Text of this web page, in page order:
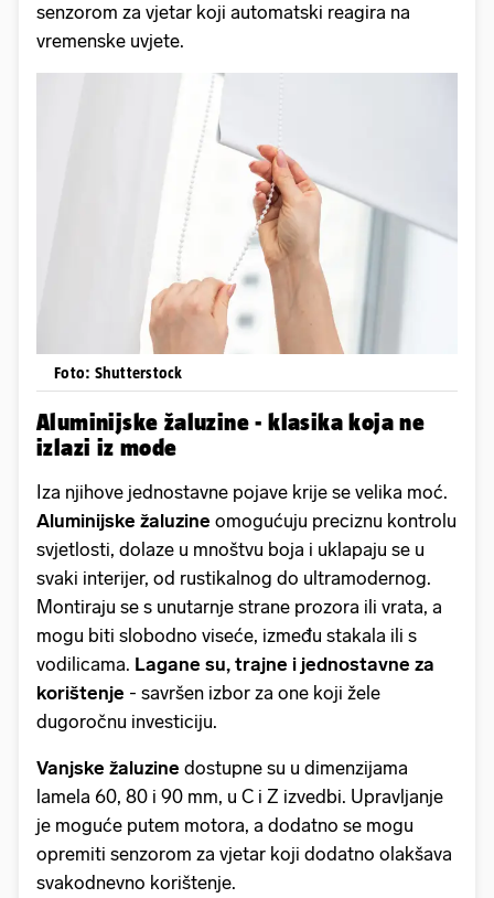
senzorom za vjetar koji automatski reagira na
vremenske uvjete.
Foto: Shutterstock
Aluminijske žaluzine - klasika koja ne
izlazi iz mode
Iza njihove jednostavne pojave krije se velika moć.
Aluminijske žaluzine omogućuju preciznu kontrolu
svjetlosti, dolaze u mnoštvu boja i uklapaju se u
svaki interijer, od rustikalnog do ultramodernog.
Montiraju se s unutarnje strane prozora ili vrata, a
mogu biti slobodno viseće, između stakala ili s
vodilicama. Lagane su, trajne i jednostavne za
korištenje - savršen izbor za one koji žele
dugoročnu investiciju.
Vanjske žaluzine dostupne su u dimenzijama
lamela 60, 80 i 90 mm, u C i Z izvedbi. Upravljanje
je moguće putem motora, a dodatno se mogu
opremiti senzorom za vjetar koji dodatno olakšava
svakodnevno korištenje.